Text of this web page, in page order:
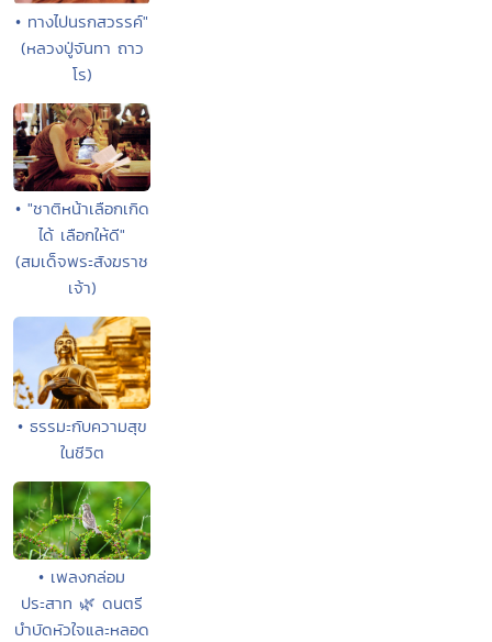
• ทางไปนรกสวรรค์"
(หลวงปู่จันทา ถาว
โร)
• "ชาติหน้าเลือกเกิด
ได้ เลือกให้ดี"
(สมเด็จพระสังฆราช
เจ้า)
• ธรรมะกับความสุข
ในชีวิต
• เพลงกล่อม
ประสาท 🌿 ดนตรี
บำบัดหัวใจและหลอด